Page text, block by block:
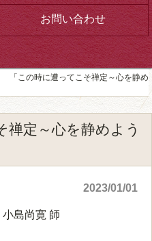
お問い合わせ
「この時に遭ってこそ禅定～心を静め
禅定～心を静めよう
2023/01/01
島尚寛 師